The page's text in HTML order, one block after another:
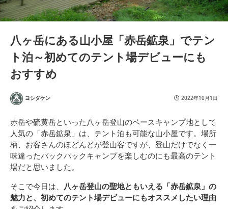
八ヶ岳にある山小屋「赤岳鉱泉」でテン
ト泊～初めてのテント場デビューにも
おすすめ
ヨシダケン 2022年10月1日
赤岳や硫黄岳といった八ヶ岳登山のベースキャンプ地として
人気の「赤岳鉱泉」は、テント泊も可能な山小屋です。場所
柄、お客さんのほどんどが登山客ですが、登山だけでなく一
味違ったバックパックキャンプを楽しむのにも最高のテント
場だと思いました。
そこで今日は、 八ヶ岳登山の聖地ともいえる「赤岳鉱泉」の
魅力と、初めてのテント場デビューにもオススメしたい理由